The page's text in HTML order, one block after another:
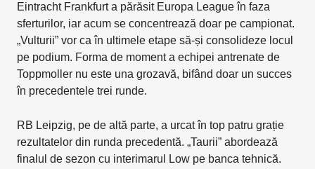
Eintracht Frankfurt a părăsit Europa League în faza
sferturilor, iar acum se concentrează doar pe campionat.
„Vulturii” vor ca în ultimele etape să-și consolideze locul
pe podium. Forma de moment a echipei antrenate de
Toppmoller nu este una grozavă, bifând doar un succes
în precedentele trei runde.
RB Leipzig, pe de altă parte, a urcat în top patru grație
rezultatelor din runda precedentă. „Taurii” abordează
finalul de sezon cu interimarul Low pe banca tehnică.